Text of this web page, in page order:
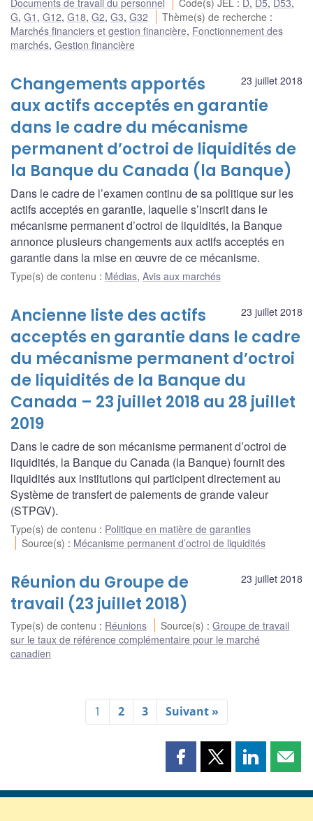
G, G1 , G12, G18, G2, G3, G32 Thème(s) de recherche :
Marchés financiers et gestion financière, Fonctionnement des
marchés, Gestion financière
23 juillet 2018
Changements apportés
aux actifs acceptés en garantie
dans le cadre du mécanisme
permanent d’octroi de liquidités de
la Banque du Canada (la Banque)
Dans le cadre de l’examen continu de sa politique sur les
actifs acceptés en garantie, laquelle s’inscrit dans le
mécanisme permanent d’octroi de liquidités, la Banque
annonce plusieurs changements aux actifs acceptés en
garantie dans la mise en œuvre de ce mécanisme.
Type(s) de contenu : Médias, Avis aux marchés
23 juillet 2018
Ancienne liste des actifs
acceptés en garantie dans le cadre
du mécanisme permanent d’octroi
de liquidités de la Banque du
Canada – 23 juillet 2018 au 28 juillet
2019
Dans le cadre de son mécanisme permanent d’octroi de
liquidités, la Banque du Canada (la Banque) fournit des
liquidités aux institutions qui participent directement au
Système de transfert de paiements de grande valeur
(STPGV).
Type(s) de contenu : Politique en matière de garanties
Source(s) : Mécanisme permanent d’octroi de liquidités
23 juillet 2018
Réunion du Groupe de
travail (23 juillet 2018)
Type(s) de contenu : Réunions Source(s) :Groupe de travail
sur le taux de référence complémentaire pour le marché
canadien
1 2 3 Suivant »
Partager
page
Partager
page
Partager
page page